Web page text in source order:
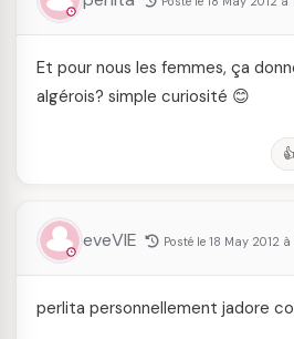
Et pour nous les femmes, ça
algérois? simple curiosité 😊
eveVIE Posté le 18 May 2012
perlita personnellement jadore